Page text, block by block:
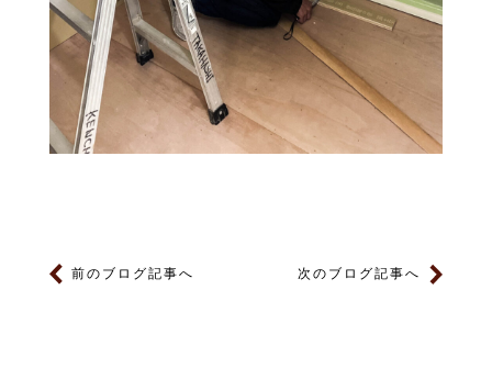
前のブログ記事へ 次のブログ記事へ